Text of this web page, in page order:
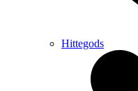
Hittegods